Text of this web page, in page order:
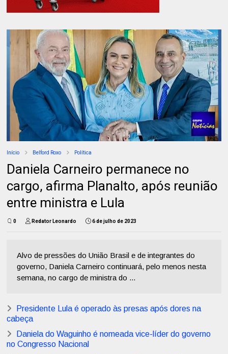
Início Belford Roxo Política
Daniela Carneiro permanece no
cargo, afirma Planalto, após reunião
entre ministra e Lula
0 Redator Leonardo 6 de julho de 2023
Alvo de pressões do União Brasil e de integrantes do
governo, Daniela Carneiro continuará, pelo menos nesta
semana, no cargo de ministra do ...
Presidente Lula é operado às presas após dores na
cabeça
Daniela do Waguinho é nomeada vice-líder do governo
no Congresso Nacional